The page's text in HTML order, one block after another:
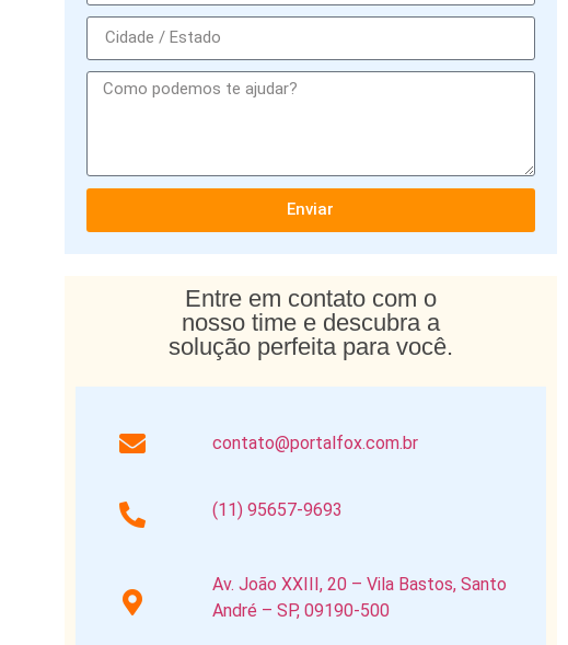
Enviar
Entre em contato com o
nosso time e descubra a
solução perfeita para você.
contato@portalfox.com.br
(11) 95657-9693
Av. João XXIII, 20 – Vila Bastos, Santo
André – SP, 09190-500